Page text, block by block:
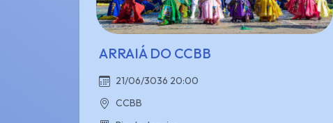
ARRAIÁ DO CCBB
21/06/3036 20:00
CCBB